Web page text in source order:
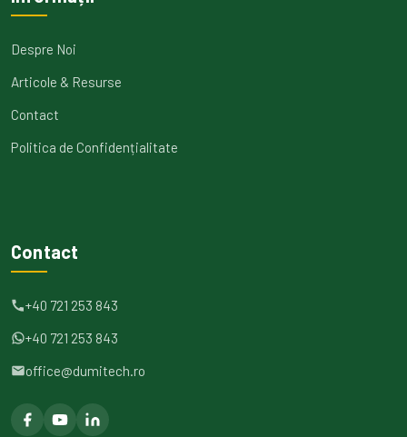
Despre Noi
Articole & Resurse
Contact
Politica de Confidențialitate
Contact
+40 721 253 843
+40 721 253 843
office@dumitech.ro